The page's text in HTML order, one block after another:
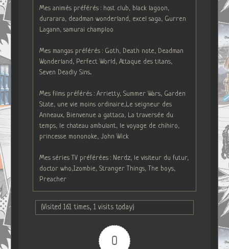
Mes animés préférés : host club, black lagoon,
durarara, deadman wonderland, excel saga, Gurren
Lagann, samurai champloo
Mes mangas préférés : Goth, Death note, Deadman
Wonderland, Perfect World, Attaque des titans,
Seven Deadly Sins...
Mes films préférés : Arrietty, Summer Wars, Garden
State, une vie moins ordinaire,Le seigneur des
Anneaux, Bienvenue a gattaca, La traversée du
temps, le chateau ambulant, le voyage de chihiro,
princesse mononoke, John Wick
Mes séries TV préférées : Nerdz, le visiteur du futur,
doctor who,Izombie, Stranger Things, The boys,
Preacher
(Visited 161 times, 1 visits today)
0